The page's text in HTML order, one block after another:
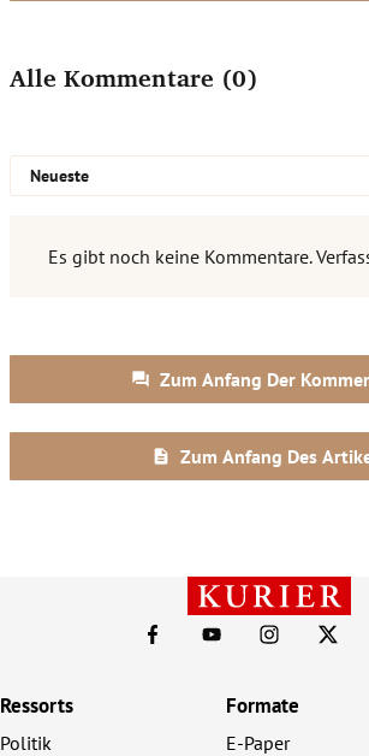
Ressorts
Politik
Formate
E-Paper